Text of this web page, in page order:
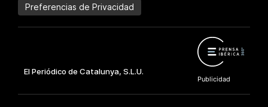
Preferencias de Privacidad